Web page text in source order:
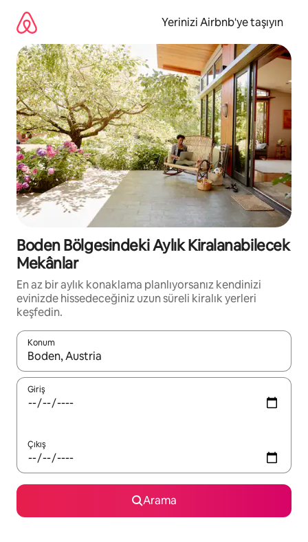
Yerinizi Airbnb'ye taşıyın
Boden Bölgesindeki Aylık Kiralanabilecek
Mekânlar
En az bir aylık konaklama planlıyorsanız kendinizi
evinizde hissedeceğiniz uzun süreli kiralık yerleri
keşfedin.
Konum
Sonuçlar kullanılabilir olduğunda yukarı ve aşağı oklarıyla
Giriş
Çıkış
Arama